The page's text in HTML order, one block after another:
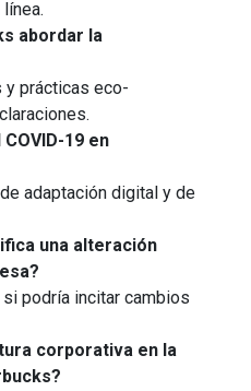
abordar la
y prácticas eco-
19 en
adaptación digital y de
una alteración
podría incitar cambios
corporativa en la